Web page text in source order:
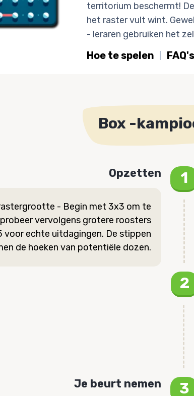
territorium beschermt!
het raster vult wint.
- leraren gebruiken het
Hoe te spelen FAQ's
Box -
Opzetten
- Begin met 3x3 om te
vervolgens grotere roosters
voor echte uitdagingen. De stippen
de hoeken van potentiële dozen.
Je beurt nemen